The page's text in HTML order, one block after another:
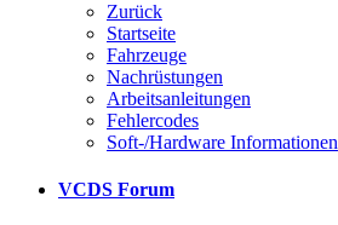
Zurück
Startseite
Fahrzeuge
Nachrüstungen
Arbeitsanleitungen
Fehlercodes
Soft-/Hardware Informationen
VCDS Forum